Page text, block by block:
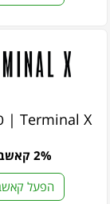
Terminal X | טרמינל X
2% קאשבק
הפעל